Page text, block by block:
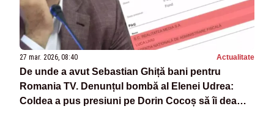
27 mar. 2026, 08:40 Actualitate
De unde a avut Sebastian Ghiță bani pentru
Romania TV. Denunțul bombă al Elenei Udrea:
Coldea a pus presiuni pe Dorin Cocoș să îi dea